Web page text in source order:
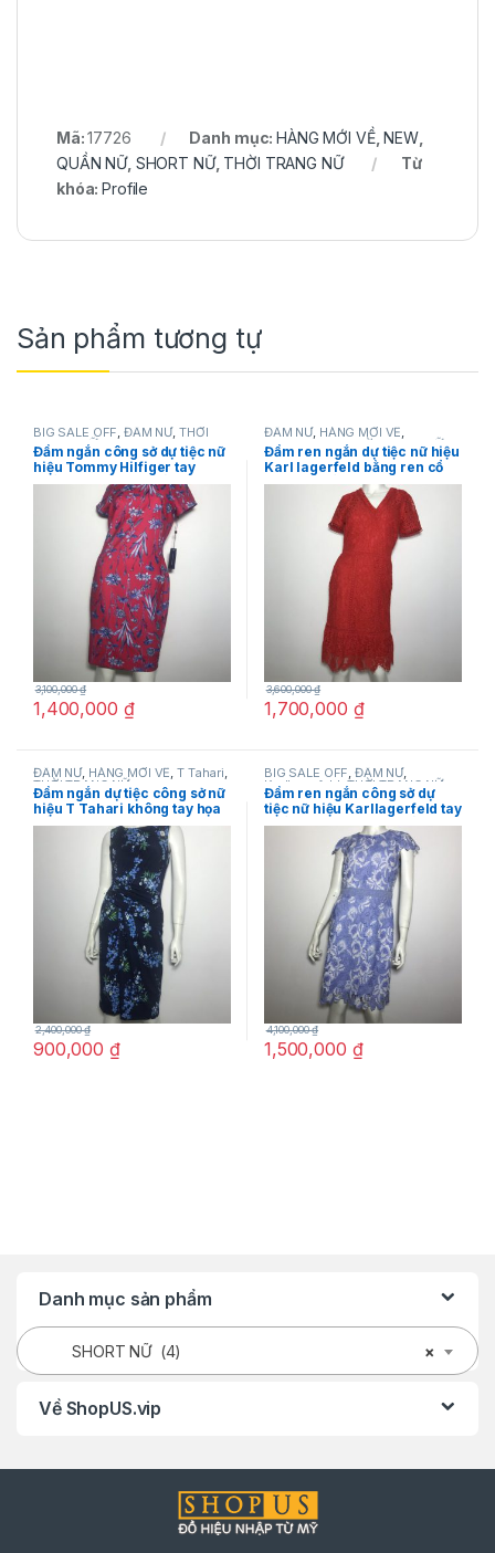
Mã:17726 Danh mục:HÀNG MỚI VỀ,NEW,
QUẦN NỮ, SHORT NỮ, THỜI TRANG NỮ
Từ
khóa:Profile
Sản phẩm tương tự
BIG SALE OFF ,ĐẦM NỮ, THỜI
TRANG NỮ, Tommy Hilfiger
Đầm ngắn công sở dự tiệc nữ
hiệu Tommy Hilfiger tay
ngắn màu đỏ họa tiết hoa lá
size 8P chính hãng
1,400,000 ₫
3,100,000₫
ĐẦM NỮ, HÀNG MỚI VỀ
Karllagerfeld ,THỜI TRANG NỮ
Đầm ren ngắn dự tiệc nữ hiệu
Karl lagerfeld bằng ren cổ
tim tay ngắn màu đỏ size 2
chính hãng
1,700,000 ₫
3,600,000₫
ĐẦM NỮ, HÀNG MỚI VỀ,T Tahari,
THỜI TRANG NỮ
Đầm ngắn dự tiệc công sở nữ
hiệu T Tahari không tay họa
tiết hoa màu xanh size 2,4,6
chính hãng
900,000 ₫
2,400,000₫
BIG SALE OFF,ĐẦM NỮ,
Karllagerfeld ,THỜI TRANG NỮ
Đầm ren ngắn công sở dự
tiệc nữ hiệu Karllagerfeld tay
ngắn màu xanh họa tiết hoa
size 4 chính hãng
1,500,000 ₫
4,100,000₫
Danh mục sản phẩm
×
SHORT NỮ (4)
Về ShopUS.vip